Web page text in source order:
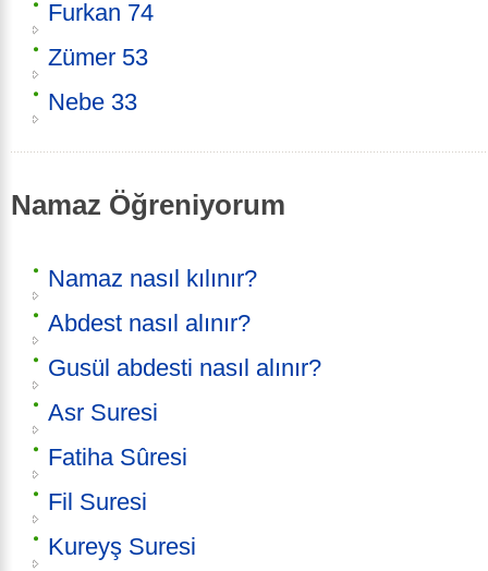
Furkan 74
Zümer 53
Nebe 33
Namaz Öğreniyorum
Namaz nasıl kılınır?
Abdest nasıl alınır?
Gusül abdesti nasıl alınır?
Asr Suresi
Fatiha Sûresi
Fil Suresi
Kureyş Suresi